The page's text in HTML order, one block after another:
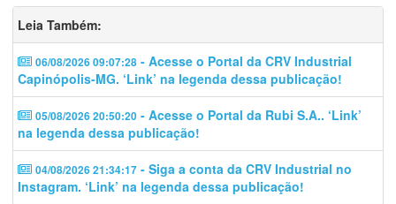
Leia Também:
06/08/2026 09:07:28 - Acesse o Portal da CRV Industrial
Capinópolis-MG. ‘Link’ na legenda dessa publicação!
05/08/2026 20:50:20 - Acesse o Portal da Rubi S.A.. ‘Link’
na legenda dessa publicação!
04/08/2026 21:34:17 - Siga a conta da CRV Industrial no
Instagram. ‘Link’ na legenda dessa publicação!